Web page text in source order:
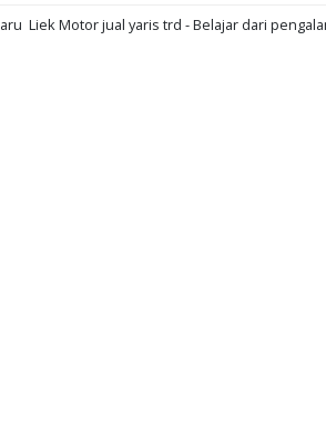
Liek Motor jual yaris trd - Belajar dari